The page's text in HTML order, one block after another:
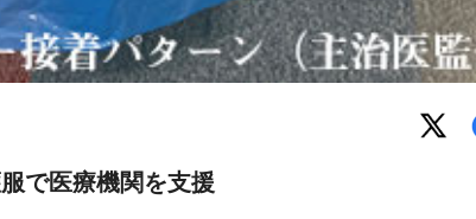
で医療機関を支援